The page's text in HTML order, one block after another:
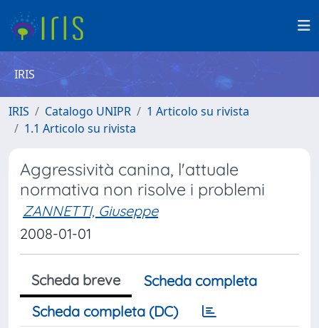
IRIS
IRIS Catalogo UNIPR
1 Articolo su rivista
1.1 Articolo su rivista
Aggressività canina, l'attuale
normativa non risolve i problemi
ZANNETTI, Giuseppe
2008-01-01
Scheda breve
Scheda completa
Scheda completa (DC)